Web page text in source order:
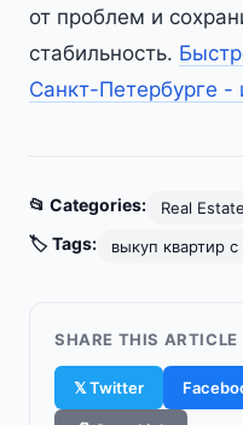
от проблем и
стабильность.
Санкт-Петербурге
📂 Categories: Real Estate
🏷️ Tags: выкуп квартир
SHARE THIS ARTICLE
𝕏 Twitter